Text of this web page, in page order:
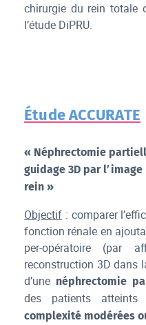
chirurgie du rein totale
l’étude DiPRU.
Étude ACCURATE
« Néphrectomie
guidage 3D par
rein »
Objectif : comparer
fonction rénale en
per-opératoire (par
reconstruction 3D dans
d’une néphrectomie
des patients
complexité modérées